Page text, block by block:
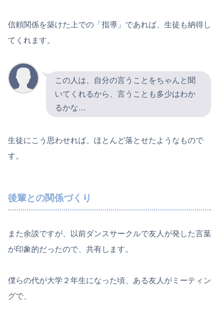
信頼関係を築けた上での「指導」であれば、生徒も納得し
てくれます。
この人は、自分の言うことをちゃんと聞
いてくれるから、言うことも多少はわか
るかな…
生徒にこう思わせれば、ほとんど落とせたようなもので
す。
後輩との関係づくり
また余談ですが、以前ダンスサークルで友人が発した言葉
が印象的だったので、共有します。
僕らの代が大学２年生になった頃、ある友人がミーティン
グで、